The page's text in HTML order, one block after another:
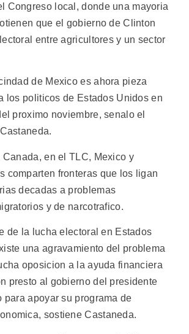
Congreso local, donde una mayoria
que el gobierno de Clinton
entre agricultores y un sector
de Mexico es ahora pieza
los politicos de Estados Unidos en
proximo noviembre, senalo el
Canada, en el TLC, Mexico y
comparten fronteras que los ligan
decadas a problemas
y de narcotrafico.
de la lucha electoral en Estados
una agravamiento del problema
oposicion a la ayuda financiera
presto al gobierno del presidente
para apoyar su programa de
sostiene Castaneda.